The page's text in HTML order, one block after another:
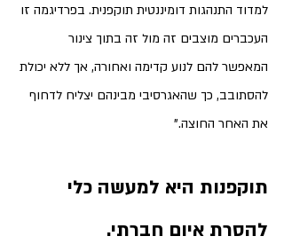
למדוד התנהגות דומיננטית תוקפנית. בפרדיגמה זו
העכברים מוצבים זה מול זה בתוך צינור
המאפשר להם לנוע קדימה ואחורה, אך ללא יכולת
להסתובב, כך שהאגרסיבי מבינהם יצליח לדחוף
את האחר החוצה."
תוקפנות היא למעשה כלי
להסרת איום חברתי.